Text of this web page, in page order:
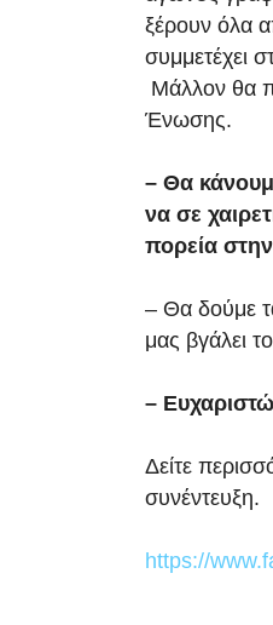
ξέρουν όλα
συμμετέχει
Μάλλον θα
Ένωσης.
– Θα
να σε
πορεία
– Θα δούμε
μας βγάλει
–
Δείτε
συνέντευξη.
https://